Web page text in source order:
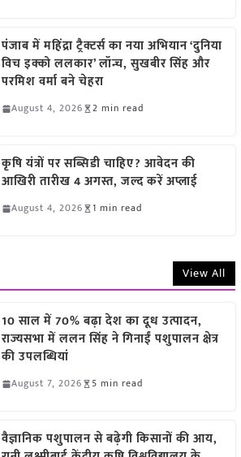
पंजाब में महिंद्रा ट्रैक्टर्स का नया अभियान ‘दुनिया
विच इक्को ललकार’ लॉन्च, सुखबीर सिंह और
परमिश वर्मा बने चेहरा
August 4, 2026 2 min read
कृषि यंत्रों पर सब्सिडी चाहिए? आवेदन की
आखिरी तारीख 4 अगस्त, जल्द करें अप्लाई
August 4, 2026 1 min read
View All
10 साल में 70% बढ़ा देश का दूध उत्पादन,
राज्यसभा में ललन सिंह ने गिनाईं पशुपालन क्षेत्र
की उपलब्धियां
August 7, 2026 5 min read
वैज्ञानिक पशुपालन से बढ़ेगी किसानों की आय,